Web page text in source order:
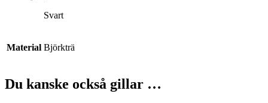
Svart
Material Björkträ
Du kanske också gillar …